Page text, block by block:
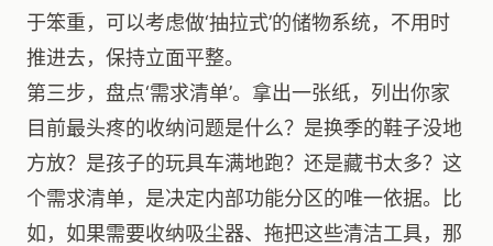
于笨重，可以考虑做‘抽拉式’的储物系统，不用时
推进去，保持立面平整。
第三步，盘点‘需求清单’。拿出一张纸，列出你家
目前最头疼的收纳问题是什么？是换季的鞋子没地
方放？是孩子的玩具车满地跑？还是藏书太多？这
个需求清单，是决定内部功能分区的唯一依据。比
如，如果需要收纳吸尘器、拖把这些清洁工具，那